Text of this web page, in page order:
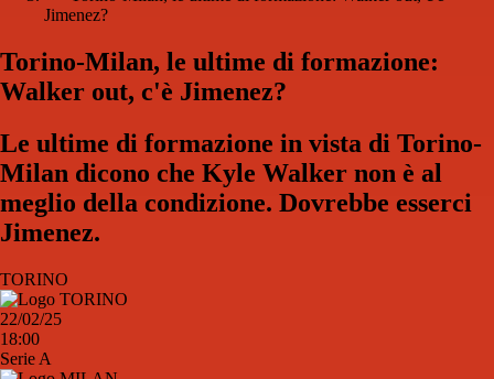
Jimenez?
Torino-Milan, le ultime di formazione:
Walker out, c'è Jimenez?
Le ultime di formazione in vista di Torino-
Milan dicono che Kyle Walker non è al
meglio della condizione. Dovrebbe esserci
Jimenez.
TORINO
22/02/25
18:00
Serie A